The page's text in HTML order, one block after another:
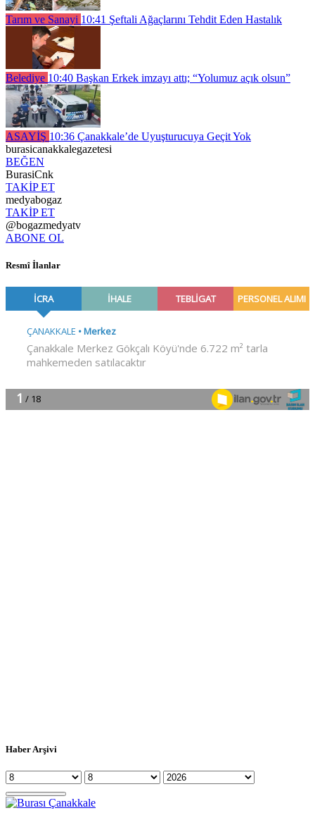
Tarım ve Sanayi 10:41 Şeftali Ağaçlarını Tehdit Eden Hastalık
Belediye 10:40 Başkan Erkek imzayı attı; “Yolumuz açık olsun”
ASAYİŞ 10:36 Çanakkale’de Uyuşturucuya Geçit Yok
burasicanakkalegazetesi
BEĞEN
BurasiCnk
TAKİP ET
medyabogaz
TAKİP ET
@bogazmedyatv
ABONE OL
Resmî İlanlar
Haber Arşivi